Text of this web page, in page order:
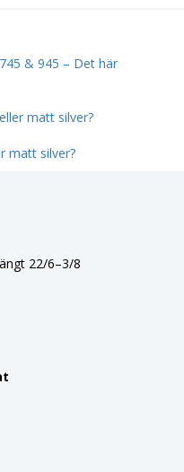
& 945 – Det här
matt silver?
matt silver?
22/6–3/8